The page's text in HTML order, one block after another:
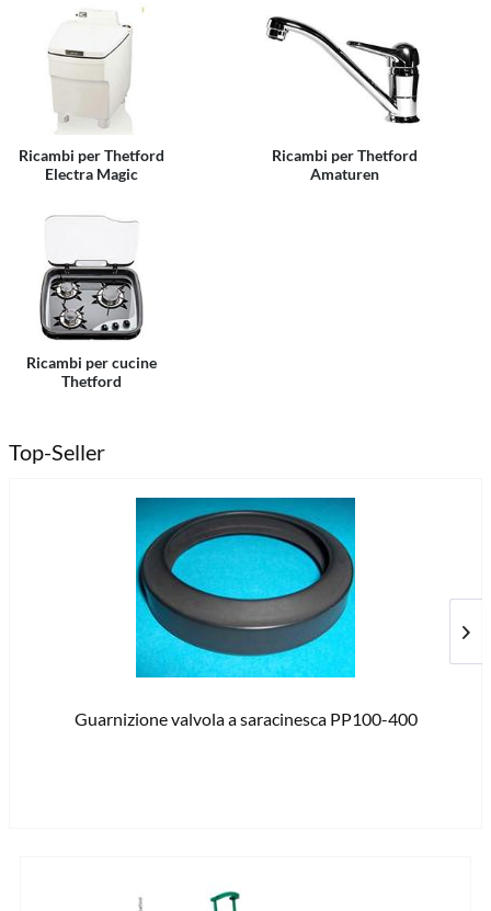
Ricambi per Thetford
Electra Magic
Ricambi per Thetford
Amaturen
Ricambi per cucine
Thetford
Top-Seller
Guarnizione valvola a saracinesca PP100-400